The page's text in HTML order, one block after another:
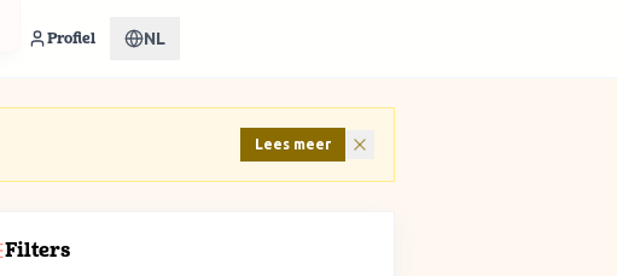
Profiel NL
Lees meer
Filters